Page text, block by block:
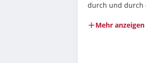
durch und durch
Mehr anzeigen